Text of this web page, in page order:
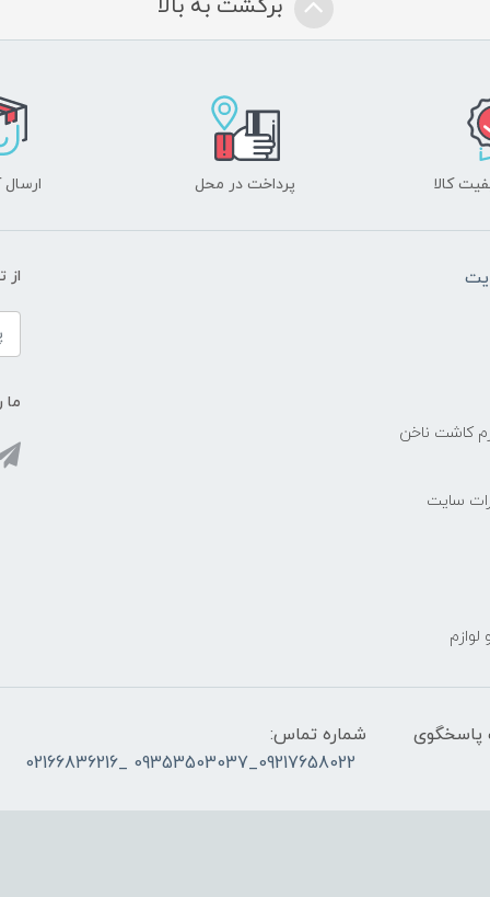
برگشت به بالا
کالا پرداخت در محل ارسال
کاشت ناخن
سایت
لوازم
از
ما
۰۹۰۰ صبح تا ۲۳00 شب پاسخگوی
شماره تماس:
09217658022_09353503037 _02166836216